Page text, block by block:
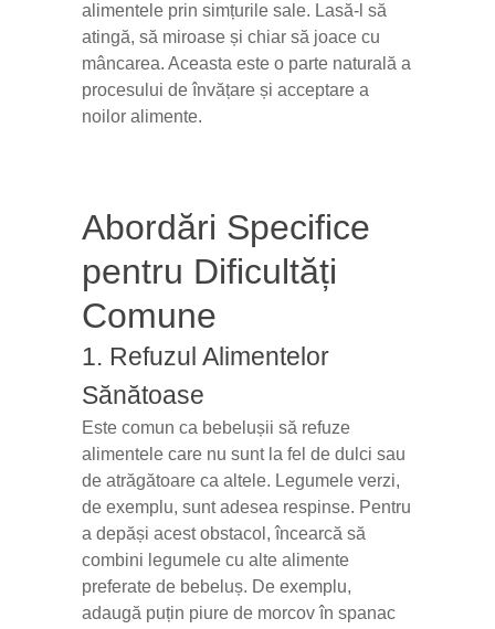
alimentele prin simțurile sale. Lasă-l să
atingă, să miroase și chiar să joace cu
mâncarea. Aceasta este o parte naturală a
procesului de învățare și acceptare a
noilor alimente.
Abordări Specifice
pentru Dificultăți
Comune
1. Refuzul Alimentelor
Sănătoase
Este comun ca bebelușii să refuze
alimentele care nu sunt la fel de dulci sau
de atrăgătoare ca altele. Legumele verzi,
de exemplu, sunt adesea respinse. Pentru
a depăși acest obstacol, încearcă să
combini legumele cu alte alimente
preferate de bebeluș. De exemplu,
adaugă puțin piure de morcov în spanac